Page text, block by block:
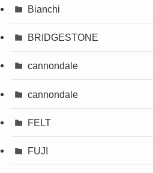
Bianchi
BRIDGESTONE
cannondale
cannondale
FELT
FUJI